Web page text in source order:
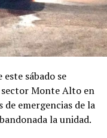
sábado se
Monte Alto en
emergencias de la
la unidad.